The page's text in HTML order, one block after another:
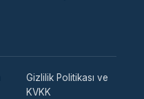
Gizlilik Politikası ve
KVKK